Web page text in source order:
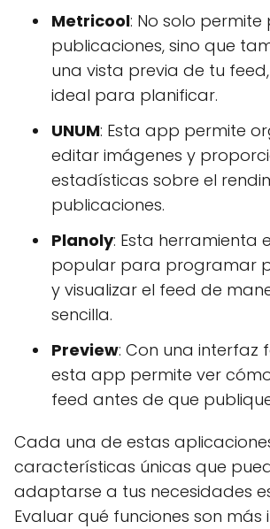
Metricool: No solo
publicaciones, sino que
una vista previa de tu
ideal para planificar.
UNUM: Esta app permite
editar imágenes y
estadísticas sobre el
publicaciones.
Planoly: Esta herramienta
popular para programar
y visualizar el feed de
sencilla.
Preview: Con una interfaz
esta app permite ver
feed antes de que
Cada una de estas
características únicas que
adaptarse a tus necesidades
Evaluar qué funciones son